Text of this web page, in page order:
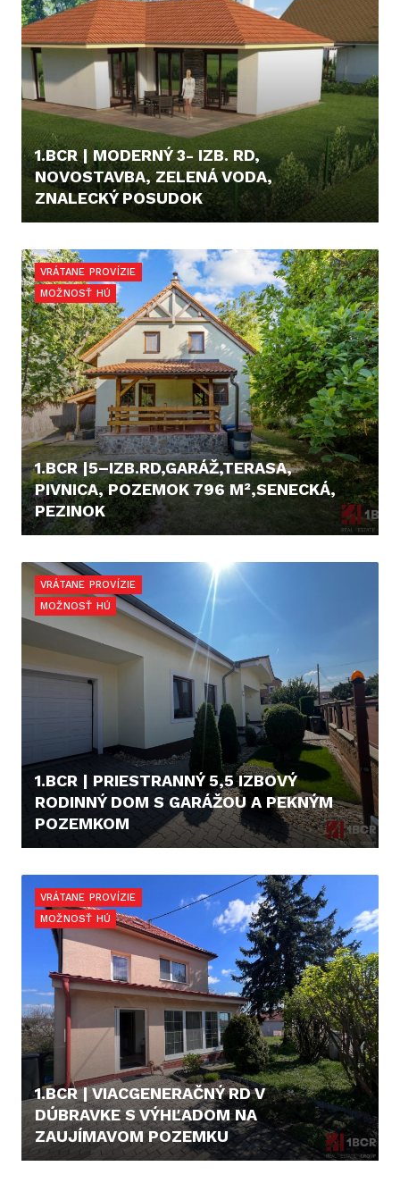
1.BCR | MODERNÝ 3- IZB. RD,
NOVOSTAVBA, ZELENÁ VODA,
ZNALECKÝ POSUDOK
VRÁTANE PROVÍZIE
MOŽNOSŤ HÚ
1.BCR |5–IZB.RD,GARÁŽ,TERASA,
PIVNICA, POZEMOK 796 M²,SENECKÁ,
PEZINOK
VRÁTANE PROVÍZIE
MOŽNOSŤ HÚ
1.BCR | PRIESTRANNÝ 5,5 IZBOVÝ
RODINNÝ DOM S GARÁŽOU A PEKNÝM
POZEMKOM
VRÁTANE PROVÍZIE
MOŽNOSŤ HÚ
1.BCR | VIACGENERAČNÝ RD V
DÚBRAVKE S VÝHĽADOM NA
ZAUJÍMAVOM POZEMKU